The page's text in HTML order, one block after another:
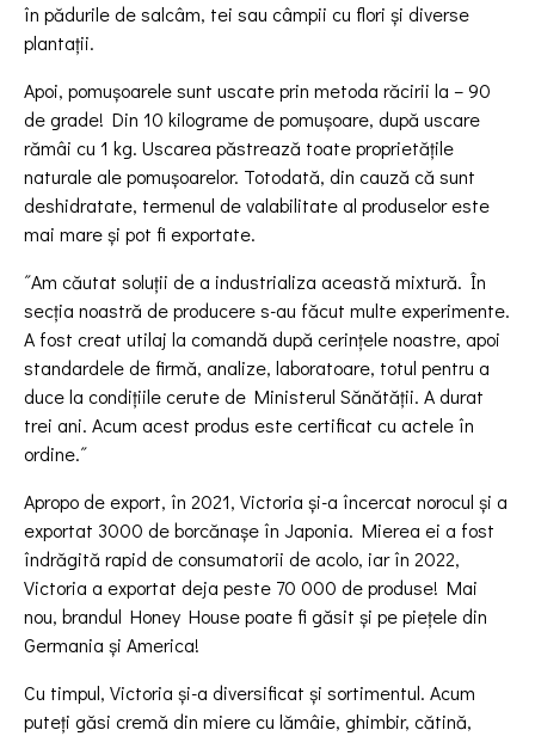
în pădurile de salcâm, tei sau câmpii cu flori și diverse
plantații.
Apoi, pomușoarele sunt uscate prin metoda răcirii la – 90
de grade! Din 10 kilograme de pomușoare, după uscare
rămâi cu 1 kg. Uscarea păstrează toate proprietățile
naturale ale pomușoarelor. Totodată, din cauză că sunt
deshidratate, termenul de valabilitate al produselor este
mai mare și pot fi exportate.
˝Am căutat soluții de a industrializa această mixtură. În
secția noastră de producere s-au făcut multe experimente.
A fost creat utilaj la comandă după cerințele noastre, apoi
standardele de firmă, analize, laboratoare, totul pentru a
duce la condițiile cerute de Ministerul Sănătății. A durat
trei ani. Acum acest produs este certificat cu actele în
ordine.˝
Apropo de export, în 2021, Victoria și-a încercat norocul și a
exportat 3000 de borcănașe în Japonia. Mierea ei a fost
îndrăgită rapid de consumatorii de acolo, iar în 2022,
Victoria a exportat deja peste 70 000 de produse! Mai
nou, brandul Honey House poate fi găsit și pe piețele din
Germania și America!
Cu timpul, Victoria și-a diversificat și sortimentul. Acum
puteți găsi cremă din miere cu lămâie, ghimbir, cătină,